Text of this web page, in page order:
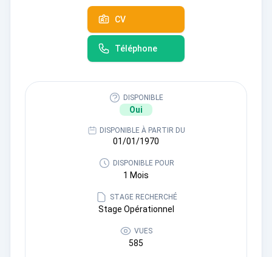
CV
Téléphone
DISPONIBLE
Oui
DISPONIBLE À PARTIR DU
01/01/1970
DISPONIBLE POUR
1 Mois
STAGE RECHERCHÉ
Stage Opérationnel
VUES
585